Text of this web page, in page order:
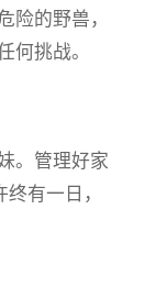
的野兽，
何挑战。
。管理好家
有一日，